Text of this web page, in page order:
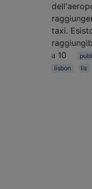
taxi.
10
lisbon
lis